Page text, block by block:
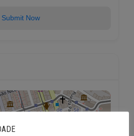
Submit Now